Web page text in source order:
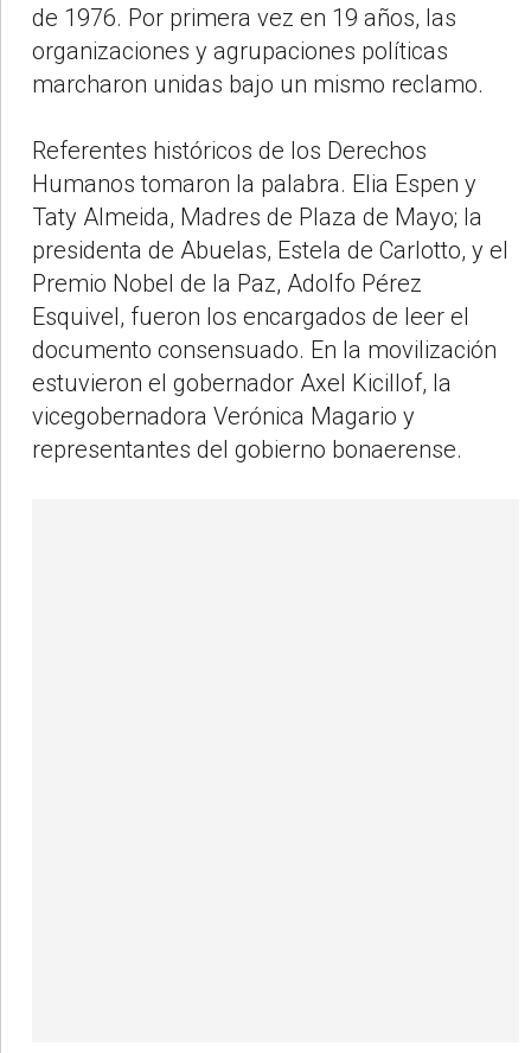
de 1976. Por primera vez en 19 años, las
organizaciones y agrupaciones políticas
marcharon unidas bajo un mismo reclamo.
Referentes históricos de los Derechos
Humanos tomaron la palabra. Elia Espen y
Taty Almeida, Madres de Plaza de Mayo; la
presidenta de Abuelas, Estela de Carlotto, y el
Premio Nobel de la Paz, Adolfo Pérez
Esquivel, fueron los encargados de leer el
documento consensuado. En la movilización
estuvieron el gobernador Axel Kicillof, la
vicegobernadora Verónica Magario y
representantes del gobierno bonaerense.